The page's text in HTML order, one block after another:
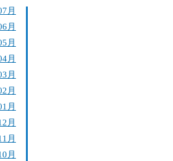
月
月
月
月
月
月
月
月
月
月